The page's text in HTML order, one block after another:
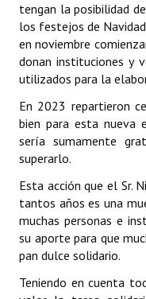
NORMATIVA
Comunicaciones
Declaraciones
Resoluciones
Resoluciones de
INSTITUCIONAL
Antiguos Pobladores
Noticias Destacadas
Registros y Distinciones
tengan la posibilidad
los festejos de
en noviembre
donan instituciones y
utilizados para la
En 2023 repartieron
bien para esta nueva
sería sumamente
superarlo.
Esta acción que el Sr.
tantos años es una
muchas personas e
su aporte para que
pan dulce solidario.
Teniendo en cuenta